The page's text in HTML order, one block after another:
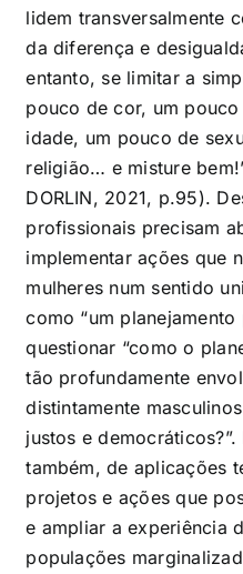
lidem transversalmente
da diferença e
entanto, se limitar a
pouco de cor, um
idade, um pouco de
religião… e misture
DORLIN, 2021, p.95).
profissionais precisam
implementar ações que
mulheres num sentido
como “um planejamento
questionar “como o
tão profundamente
distintamente
justos e
também, de aplicações
projetos e ações que
e ampliar a experiência
populações